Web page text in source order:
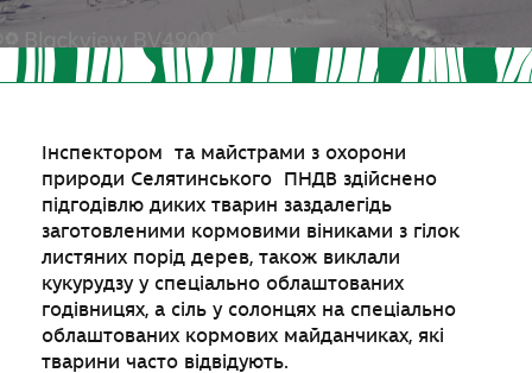
Інспектором та майстрами з охорони
природи Селятинського ПНДВ здійснено
підгодівлю диких тварин заздалегідь
заготовленими кормовими віниками з гілок
листяних порід дерев, також виклали
кукурудзу у спеціально облаштованих
годівницях, а сіль у солонцях на спеціально
облаштованих кормових майданчиках, які
тварини часто відвідують.